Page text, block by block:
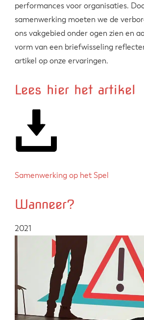
performances voor organisaties.
samenwerking moeten we de
ons vakgebied onder ogen zien en
vorm van een briefwisseling
artikel op onze ervaringen.
Lees hier het artikel
Samenwerking op het Spel
Wanneer?
2021